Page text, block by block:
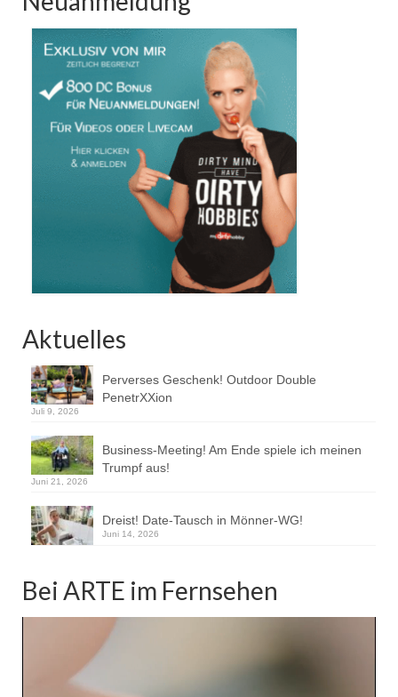
Aktuelles
Perverses Geschenk! Outdoor Double
PenetrXXion
Juli 9, 2026
Business-Meeting! Am Ende spiele ich meinen
Trumpf aus!
Juni 21, 2026
Dreist! Date-Tausch in Mönner-WG!
Juni 14, 2026
Bei ARTE im Fernsehen